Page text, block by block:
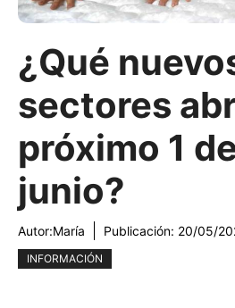
¿Qué
sectores
próximo 1
junio?
Autor:María Publicación: 20/05/
INFORMACIÓN